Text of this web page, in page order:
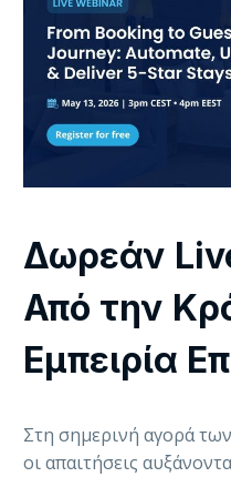
Δωρεάν
Από την
Εμπειρία
Στη σημερινή αγορά
οι απαιτήσεις